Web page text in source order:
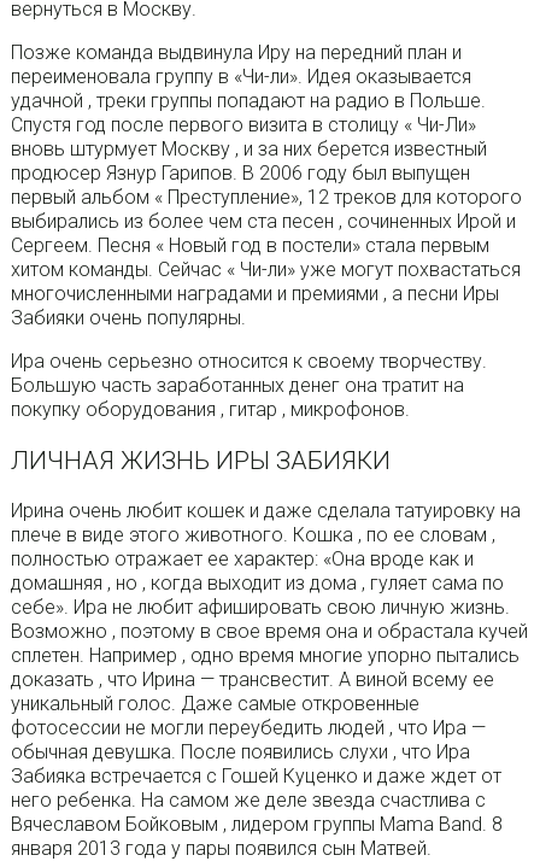
вернуться в Москву.
Позже команда выдвинула Иру на передний план и
переименовала группу в «Чи-ли». Идея оказывается
удачной , треки группы попадают на радио в Польше.
Спустя год после первого визита в столицу « Чи-Ли»
вновь штурмует Москву , и за них берется известный
продюсер Язнур Гарипов. В 2006 году был выпущен
первый альбом « Преступление», 12 треков для которого
выбирались из более чем ста песен , сочиненных Ирой и
Сергеем. Песня « Новый год в постели» стала первым
хитом команды. Сейчас « Чи-ли» уже могут похвастаться
многочисленными наградами и премиями , а песни Иры
Забияки очень популярны.
Ира очень серьезно относится к своему творчеству.
Большую часть заработанных денег она тратит на
покупку оборудования , гитар , микрофонов.
ЛИЧНАЯ ЖИЗНЬ ИРЫ ЗАБИЯКИ
Ирина очень любит кошек и даже сделала татуировку на
плече в виде этого животного. Кошка , по ее словам ,
полностью отражает ее характер: «Она вроде как и
домашняя , но , когда выходит из дома , гуляет сама по
себе». Ира не любит афишировать свою личную жизнь.
Возможно , поэтому в свое время она и обрастала кучей
сплетен. Например , одно время многие упорно пытались
доказать , что Ирина — трансвестит. А виной всему ее
уникальный голос. Даже самые откровенные
фотосессии не могли переубедить людей , что Ира —
обычная девушка. После появились слухи , что Ира
Забияка встречается с Гошей Куценко и даже ждет от
него ребенка. На самом же деле звезда счастлива с
Вячеславом Бойковым , лидером группы Mama Band. 8
января 2013 года у пары появился сын Матвей.